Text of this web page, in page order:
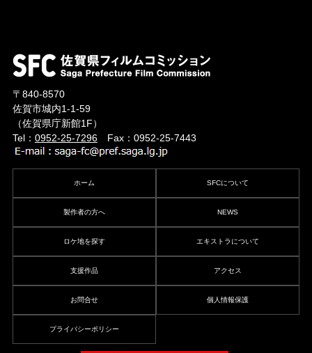
〒840-8570
佐賀市城内1-1-59
（佐賀県庁新館1F）
Tel： 0952-25-7296Fax：0952-25-7443
ホーム SFCについて
製作者の方へ NEWS
ロケ地を探す エキストラについて
支援作品 アクセス
お問合せ 個人情報保護
プライバシーポリシー